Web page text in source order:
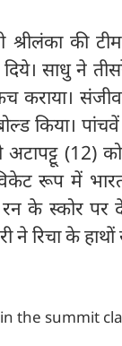
श्रीलंका की
साधु ने
कराया।
किया।
(12)
रूप में
रन के स्कोर
ने रिचा के
the summit